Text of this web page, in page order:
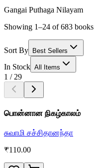
Gangai Puthaga Nilayam
Showing 1–24 of 683 books
Sort By Best Sellers
In Stock All Items
1 / 29
பொன்னான நிகழ்காலம்
சுவாமி சச்சிதானந்தா
₹110.00